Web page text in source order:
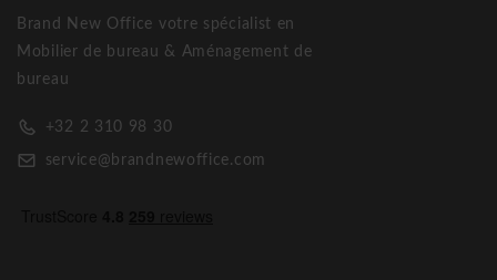
Brand New Office votre spécialist en
Mobilier de bureau & Aménagement de
bureau
+32 2 310 98 30
service@brandnewoffice.com